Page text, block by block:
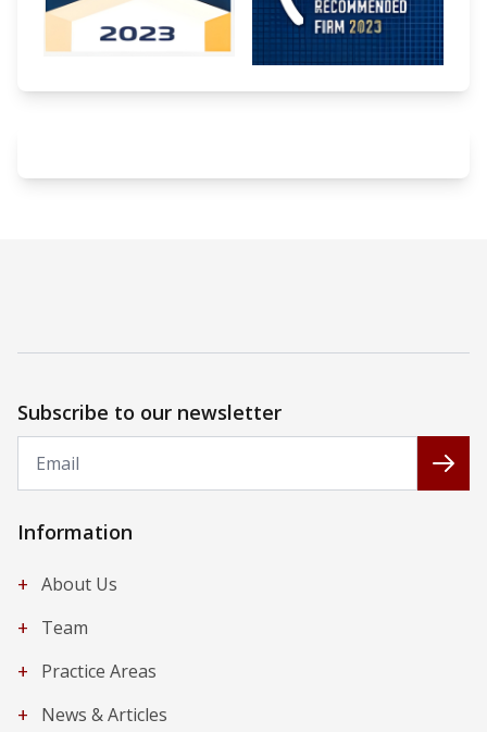
Subscribe to our newsletter
Information
+ About Us
+ Team
+ Practice Areas
+ News & Articles